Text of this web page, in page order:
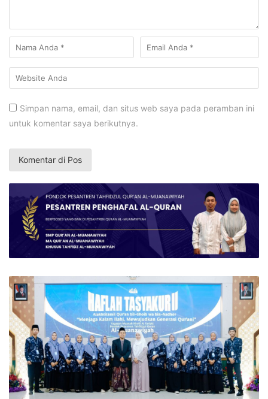
Simpan nama, email, dan situs web saya pada peramban ini
untuk komentar saya berikutnya.